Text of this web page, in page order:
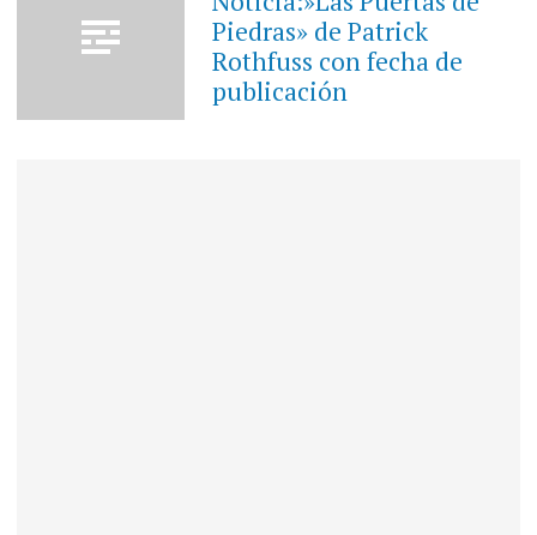
Piedras» de Patrick
Rothfuss con fecha de
publicación